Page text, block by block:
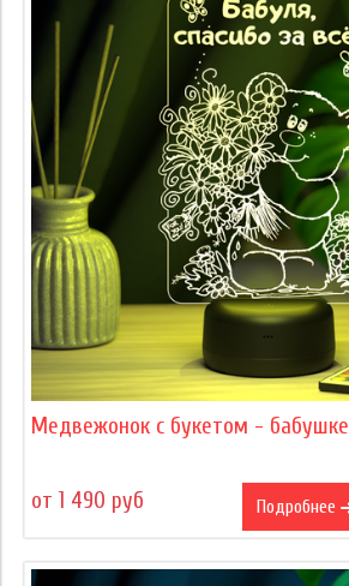
Медвежонок с букетом - бабушке
от 1 490 руб Подробнее